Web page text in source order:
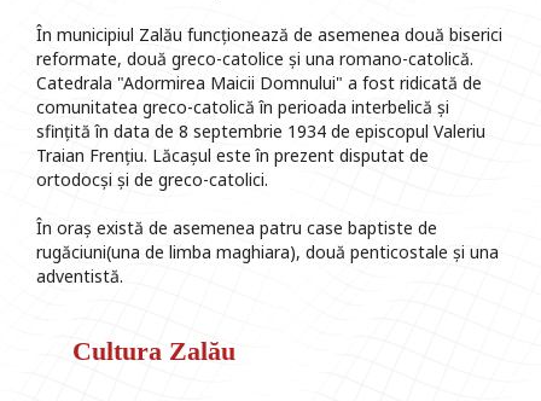
În municipiul Zalău funcționează de asemenea două biserici
reformate, două greco-catolice și una romano-catolică.
Catedrala "Adormirea Maicii Domnului" a fost ridicată de
comunitatea greco-catolică în perioada interbelică și
sfințită în data de 8 septembrie 1934 de episcopul Valeriu
Traian Frențiu. Lăcașul este în prezent disputat de
ortodocși și de greco-catolici.
În oraș există de asemenea patru case baptiste de
rugăciuni(una de limba maghiara), două penticostale și una
adventistă.
Cultura Zalău